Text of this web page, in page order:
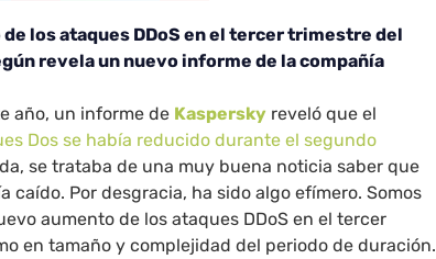
los ataques DDoS en el tercer trimestre del
revela un nuevo informe de la compañía
año, un informe de Kaspersky reveló que el
Dos se había reducido durante el segundo
se trataba de una muy buena noticia saber que
caído. Por desgracia, ha sido algo efímero. Somos
aumento de los ataques DDoS en el tercer
en tamaño y complejidad del periodo de duración.